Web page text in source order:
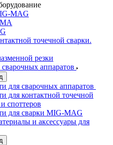
MAG
точечной сварки.
резки
сварочных аппаратов
для сварочных аппаратов
для контактной точечной
споттеров
для сварки MIG-MAG
и аксессуары для